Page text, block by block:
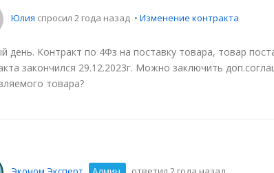
Юлия спросил 2 года назад • Изменение контракта
день. Контракт по 4Фз на поставку товара, товар
закончился 29.12.2023г. Можно заключить
товара?